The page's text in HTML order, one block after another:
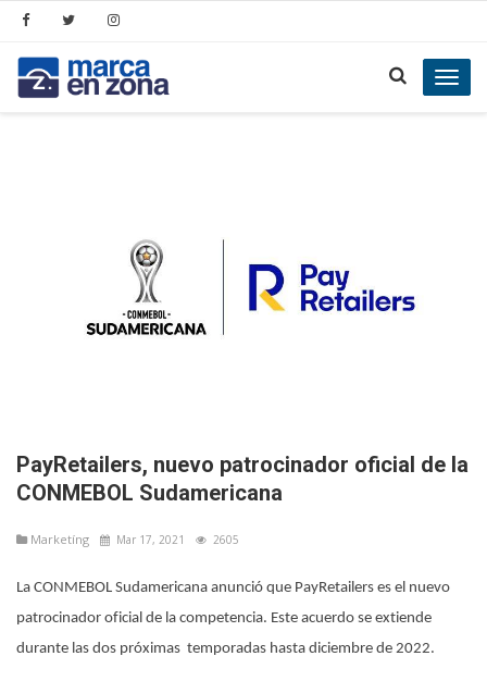
PayRetailers, nuevo patrocinador oficial de la
CONMEBOL Sudamericana
Marketíng Mar 17, 2021 2605
La CONMEBOL Sudamericana anunció que PayRetailers es el nuevo
patrocinador oficial de la competencia. Este acuerdo se extiende
durante las dos próximas temporadas hasta diciembre de 2022.